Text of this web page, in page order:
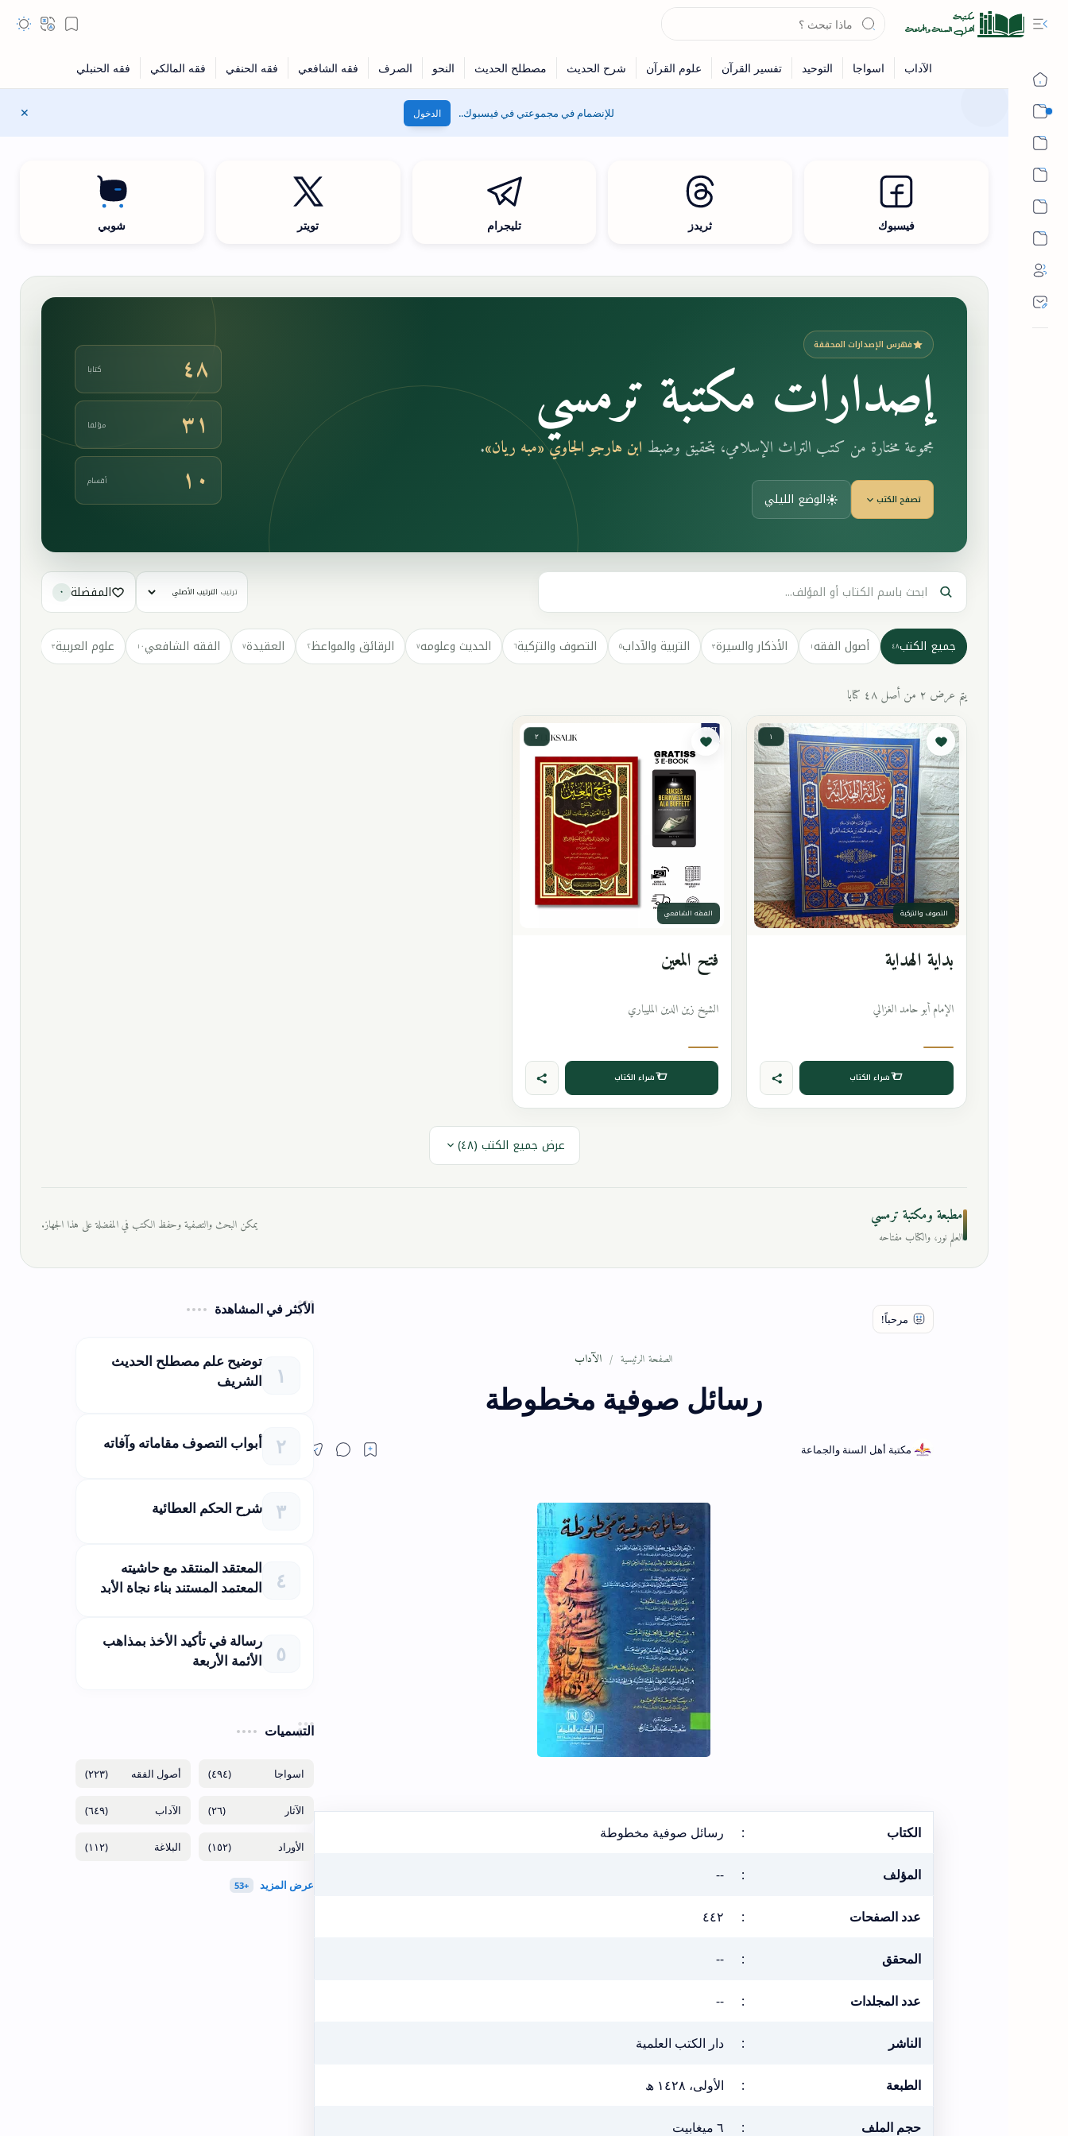
للإنضمام في مجموعتي في فيسبوك.. الدخول
فيسبوك ثريدز تليجرام تويتر شوبي
فهرس الإصدارات المحققة
إصدارات مكتبة ترمسي
مجموعة مختارة من كتب التراث الإسلامي، بتحقيق وضبط ابن هارجو الجاوي «مبه ريان».
تصفح الكتب الوضع الليلي
٤٨ كتابا
٣١ مؤلفا
١٠ أقسام
ترتيب المفضلة ٠
جميع الكتب٤٨ أصول الفقه١ الأذكار والسيرة٣ التربية والآداب٥ التصوف والتزكية٦ الحديث وعلومه٧ الرقائق والمواعظ٢ العقيدة٧ الفقه الشافعي١٠ علوم العربية٣
يتم عرض ٢ من أصل ٤٨ كتابا
١
التصوف والتزكية
بداية الهداية
الإمام أبو حامد الغزالي
شراء الكتاب
٢
الفقه الشافعي
فتح المعين
الشيخ زين الدين المليباري
شراء الكتاب
عرض جميع الكتب (٤٨)
مطبعة ومكتبة ترمسي
العلم نور، والكتاب مفتاحه
يمكن البحث والتصفية وحفظ الكتب في المفضلة على هذا الجهاز.
الصفحة الرئيسية الآداب
رسائل صوفية مخطوطة
الكتاب : رسائل صوفية مخطوطة
المؤلف :
--
عدد الصفحات : ٤٤٢
المحقق :
--
عدد المجلدات :
--
الناشر : دار الكتب العلمية
الطبعة : الأولى، ١٤٢٨ ھ
حجم الملف : ٦ ميغابيت
الأكثر في المشاهدة
توضيح علم مصطلح الحديث
الشريف
أبواب التصوف مقاماته وآفاته
شرح الحكم العطائية
المعتقد المنتقد مع حاشيته
المعتمد المستند بناء نجاة الأبد
رسالة في تأكيد الأخذ بمذاهب
الأئمة الأربعة
التسميات
(٤٩٤) (٢٢٣)
(٢٦) (٦٤٩)
(١٥٢) (١١٢)